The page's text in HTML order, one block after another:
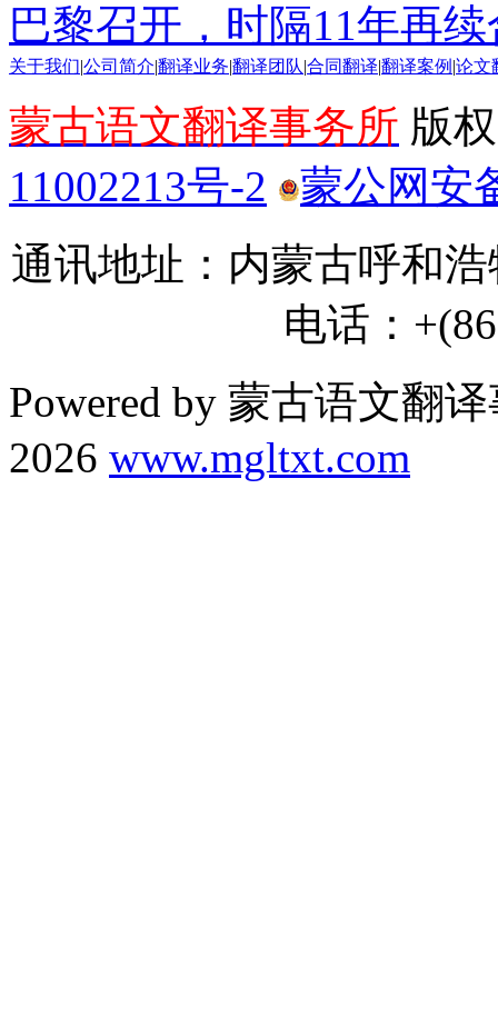
巴黎召开，时隔11年再
关于我们 公司简介 翻译业务 翻译团队 合同翻译 翻译案例 论文
蒙古语文翻译事务所 版
11002213号-2
蒙公网安
通讯地址：内蒙古呼和
电话：
Powered by 蒙古语文翻
2026 www.mgltxt.com